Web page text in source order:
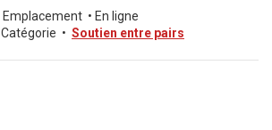
Emplacement • En ligne
Catégorie • Soutien entre pairs